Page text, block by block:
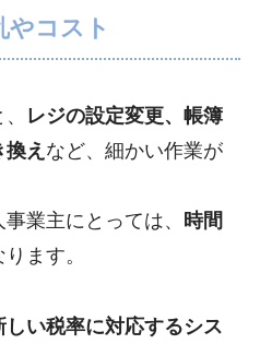
やコスト
レジの設定変更、帳簿
え など、細かい作業が
業主にとっては、 時間
ます。
しい税率に対応するシス